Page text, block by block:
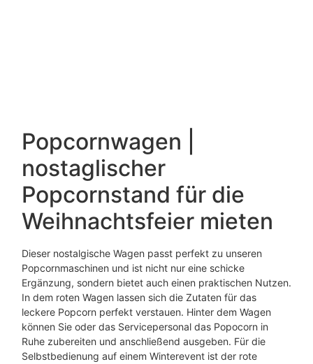
Popcornwagen |
nostaglischer
Popcornstand für die
Weihnachtsfeier mieten
Dieser nostalgische Wagen passt perfekt zu unseren
Popcornmaschinen und ist nicht nur eine schicke
Ergänzung, sondern bietet auch einen praktischen Nutzen.
In dem roten Wagen lassen sich die Zutaten für das
leckere Popcorn perfekt verstauen. Hinter dem Wagen
können Sie oder das Servicepersonal das Popocorn in
Ruhe zubereiten und anschließend ausgeben. Für die
Selbstbedienung auf einem Winterevent ist der rote